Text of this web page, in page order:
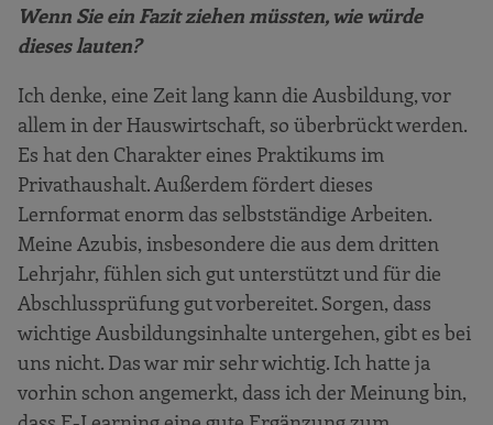
Wenn Sie ein Fazit ziehen müssten, wie würde
dieses lauten?
Ich denke, eine Zeit lang kann die Ausbildung, vor
allem in der Hauswirtschaft, so überbrückt werden.
Es hat den Charakter eines Praktikums im
Privathaushalt. Außerdem fördert dieses
Lernformat enorm das selbstständige Arbeiten.
Meine Azubis, insbesondere die aus dem dritten
Lehrjahr, fühlen sich gut unterstützt und für die
Abschlussprüfung gut vorbereitet. Sorgen, dass
wichtige Ausbildungsinhalte untergehen, gibt es bei
uns nicht. Das war mir sehr wichtig. Ich hatte ja
vorhin schon angemerkt, dass ich der Meinung bin,